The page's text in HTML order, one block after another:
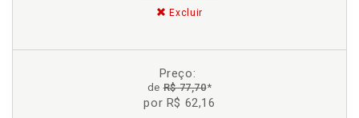
Excluir
Preço:
deR$ 77,70*
por R$ 62,16